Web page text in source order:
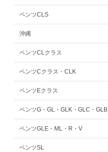
ベンツCLS
沖縄
ベンツCLクラス
ベンツCクラス・CLK
ベンツEクラス
ベンツG・GL・GLK・GLC・GLB
ベンツGLE・ML・R・V
ベンツSL